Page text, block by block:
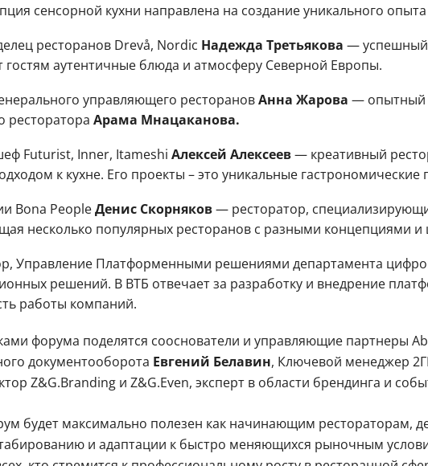
сенсорной кухни направлена на создание уникального
ресторанов Drevå, Nordic Надежда Третьякова — успешный
гостям аутентичные блюда и атмосферу Северной Европы.
управляющего ресторановАнна Жарова — опытный
ресторатора Арама Мнацаканова.
Futurist, Inner, Itameshi Алексей Алексеев— креативный
к кухне. Его проекты – это уникальные
Bona PeopleДенис Скорняков— ресторатор,
несколько популярных ресторанов с разными концепциями
Управление Платформенными решениями департамента
решений. В ВТБ отвечает за разработку и внедрение
работы компаний.
форума поделятся сооснователи и управляющие партнеры
документооборота Евгений Белавин, Ключевой менеджер
Z&G.Branding и Z&G.Even, эксперт в области брендинга и
будет максимально полезен как начинающим рестораторам,
и адаптации к быстро меняющихся рыночным